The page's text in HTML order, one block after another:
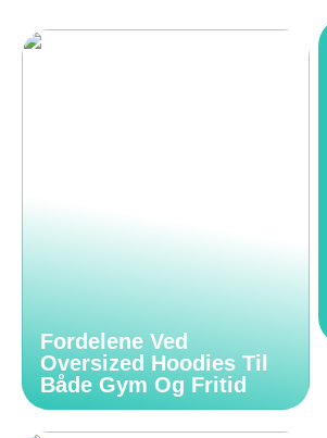
Fordelene Ved
Oversized Hoodies Til
Både Gym Og Fritid